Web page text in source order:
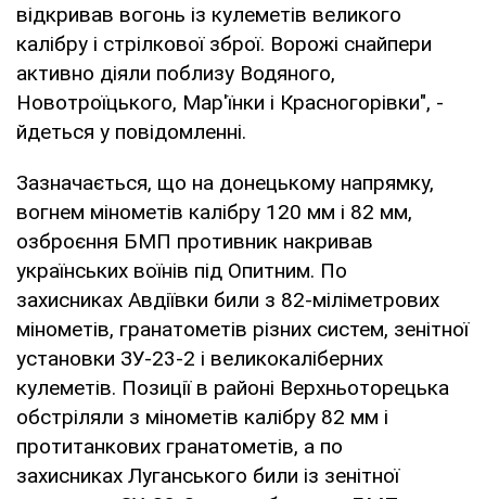
відкривав вогонь із кулеметів великого
калібру і стрілкової зброї. Ворожі снайпери
активно діяли поблизу Водяного,
Новотроїцького, Мар'їнки і Красногорівки", -
йдеться у повідомленні.
Зазначається, що на донецькому напрямку,
вогнем мінометів калібру 120 мм і 82 мм,
озброєння БМП противник накривав
українських воїнів під Опитним. По
захисниках Авдіївки били з 82-міліметрових
мінометів, гранатометів різних систем, зенітної
установки ЗУ-23-2 і великокаліберних
кулеметів. Позиції в районі Верхньоторецька
обстріляли з мінометів калібру 82 мм і
протитанкових гранатометів, а по
захисниках Луганського били із зенітної